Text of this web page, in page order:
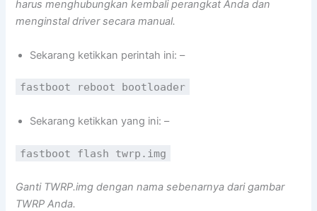
harus menghubungkan kembali perangkat Anda dan
menginstal driver secara manual.
Sekarang ketikkan perintah ini: –
fastboot reboot bootloader
Sekarang ketikkan yang ini: –
fastboot flash twrp.img
Ganti TWRP.img dengan nama sebenarnya dari gambar
TWRP Anda.